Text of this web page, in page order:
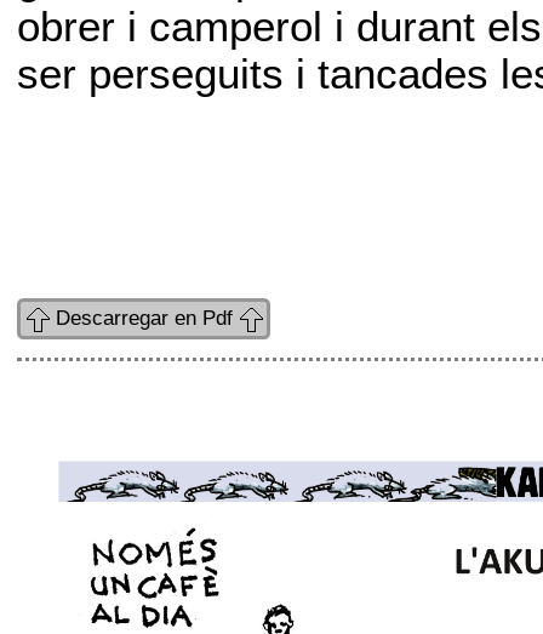
obrer i camperol i durant
ser perseguits i tancades
Descarregar en Pdf